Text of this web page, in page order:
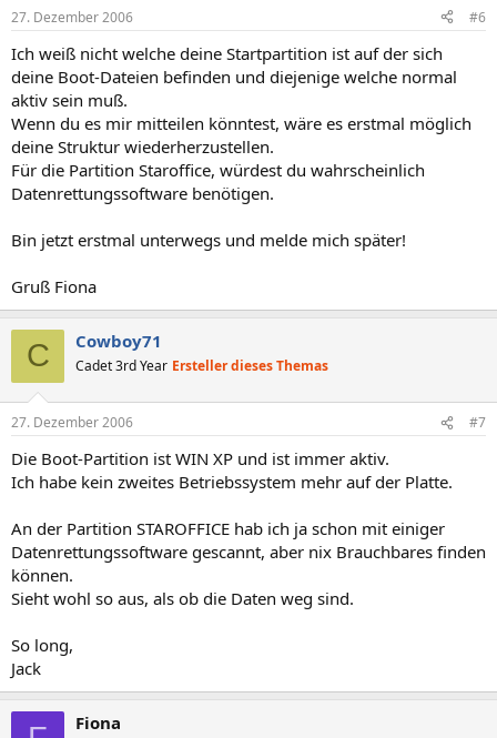
27. Dezember 2006 #6
Ich weiß nicht welche deine Startpartition ist auf der sich
deine Boot-Dateien befinden und diejenige welche normal
aktiv sein muß.
Wenn du es mir mitteilen könntest, wäre es erstmal möglich
deine Struktur wiederherzustellen.
Für die Partition Staroffice, würdest du wahrscheinlich
Datenrettungssoftware benötigen.
Bin jetzt erstmal unterwegs und melde mich später!
Gruß Fiona
C Cowboy71
Cadet 3rd Year Ersteller dieses Themas
27. Dezember 2006 #7
Die Boot-Partition ist WIN XP und ist immer aktiv.
Ich habe kein zweites Betriebssystem mehr auf der Platte.
An der Partition STAROFFICE hab ich ja schon mit einiger
Datenrettungssoftware gescannt, aber nix Brauchbares finden
können.
Sieht wohl so aus, als ob die Daten weg sind.
So long,
Jack
Fiona